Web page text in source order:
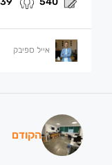
אייל ספיבק
הקודם